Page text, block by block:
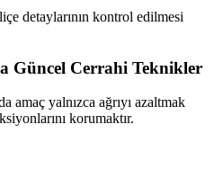
detaylarının kontrol edilmesi
Güncel Cerrahi Teknikler
amaç yalnızca ağrıyı azaltmak
korumaktır.